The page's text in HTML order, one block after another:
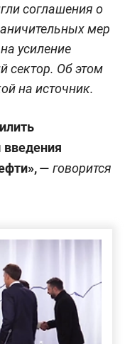
соглашения о
мер
усиление
сектор. Об этом
на источник.
введения
— говорится